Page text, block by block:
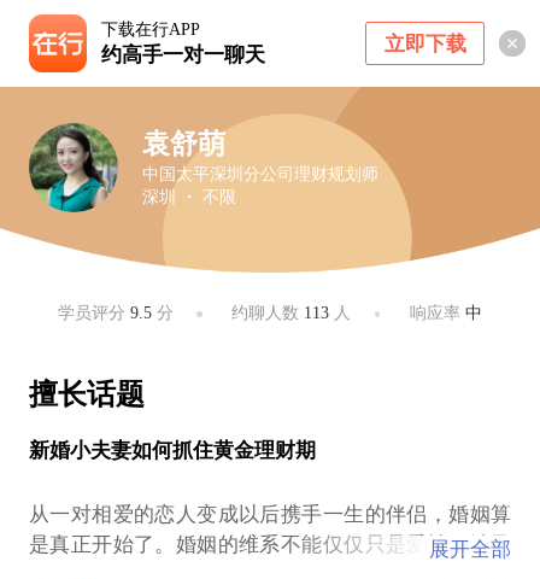
下载在行APP
约高手一对一聊天 立即下载
袁舒萌
中国太平深圳分公司理财规划师
深圳 ・ 不限
学员评分9.5 分 约聊人数 113 人 响应率 中
擅长话题
新婚小夫妻如何抓住黄金理财期
从一对相爱的恋人变成以后携手一生的伴侣，婚姻算
是真正开始了。婚姻的维系不能仅仅只是爱情，涉及
展开全部